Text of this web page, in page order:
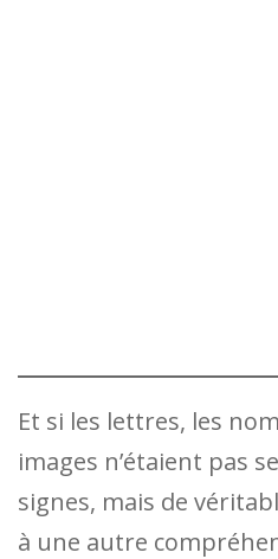
Et si les lettres, les
images n’étaient pas
signes, mais de
à une autre